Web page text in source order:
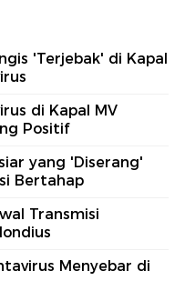
'Terjebak' di Kapal
di Kapal MV
Positif
yang 'Diserang'
Bertahap
Transmisi
Menyebar di